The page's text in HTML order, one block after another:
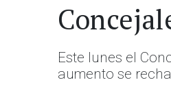
Este lunes el
aumento se